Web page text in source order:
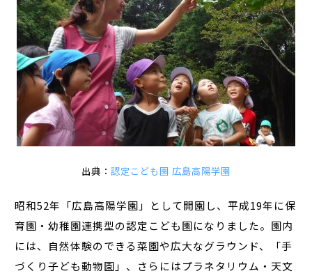
出典： 認定こども園 広島高陽学園
昭和52年「広島高陽学園」として開園し、平成19年に保
育園・幼稚園連携型の認定こども園になりました。園内
には、自然体験のできる菜園や広大なグラウンド、「手
づくり子ども動物園」、さらにはプラネタリウム・天文